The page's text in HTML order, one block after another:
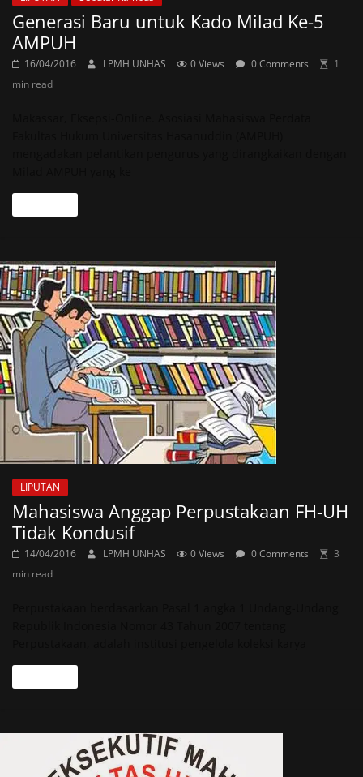
Generasi Baru untuk Kado Milad Ke-5
AMPUH
16/04/2016 LPMH UNHAS 0 Views 0 Comments
1
min read
LIPUTAN
Mahasiswa Anggap Perpustakaan FH-UH
Tidak Kondusif
14/04/2016 LPMH UNHAS 0 Views 0 Comments
3
min read